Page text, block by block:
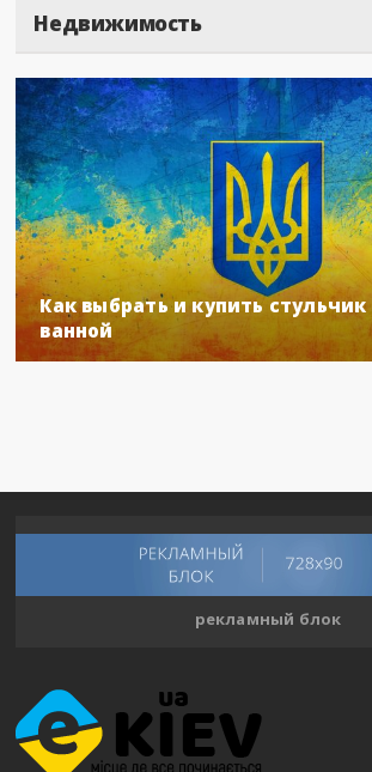
Недвижимость
Как выбрать и купить
ванной
рекламный блок